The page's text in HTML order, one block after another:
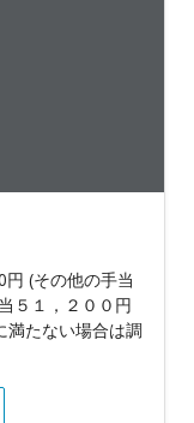
(その他の手当
５１，２００円
満たない場合は調